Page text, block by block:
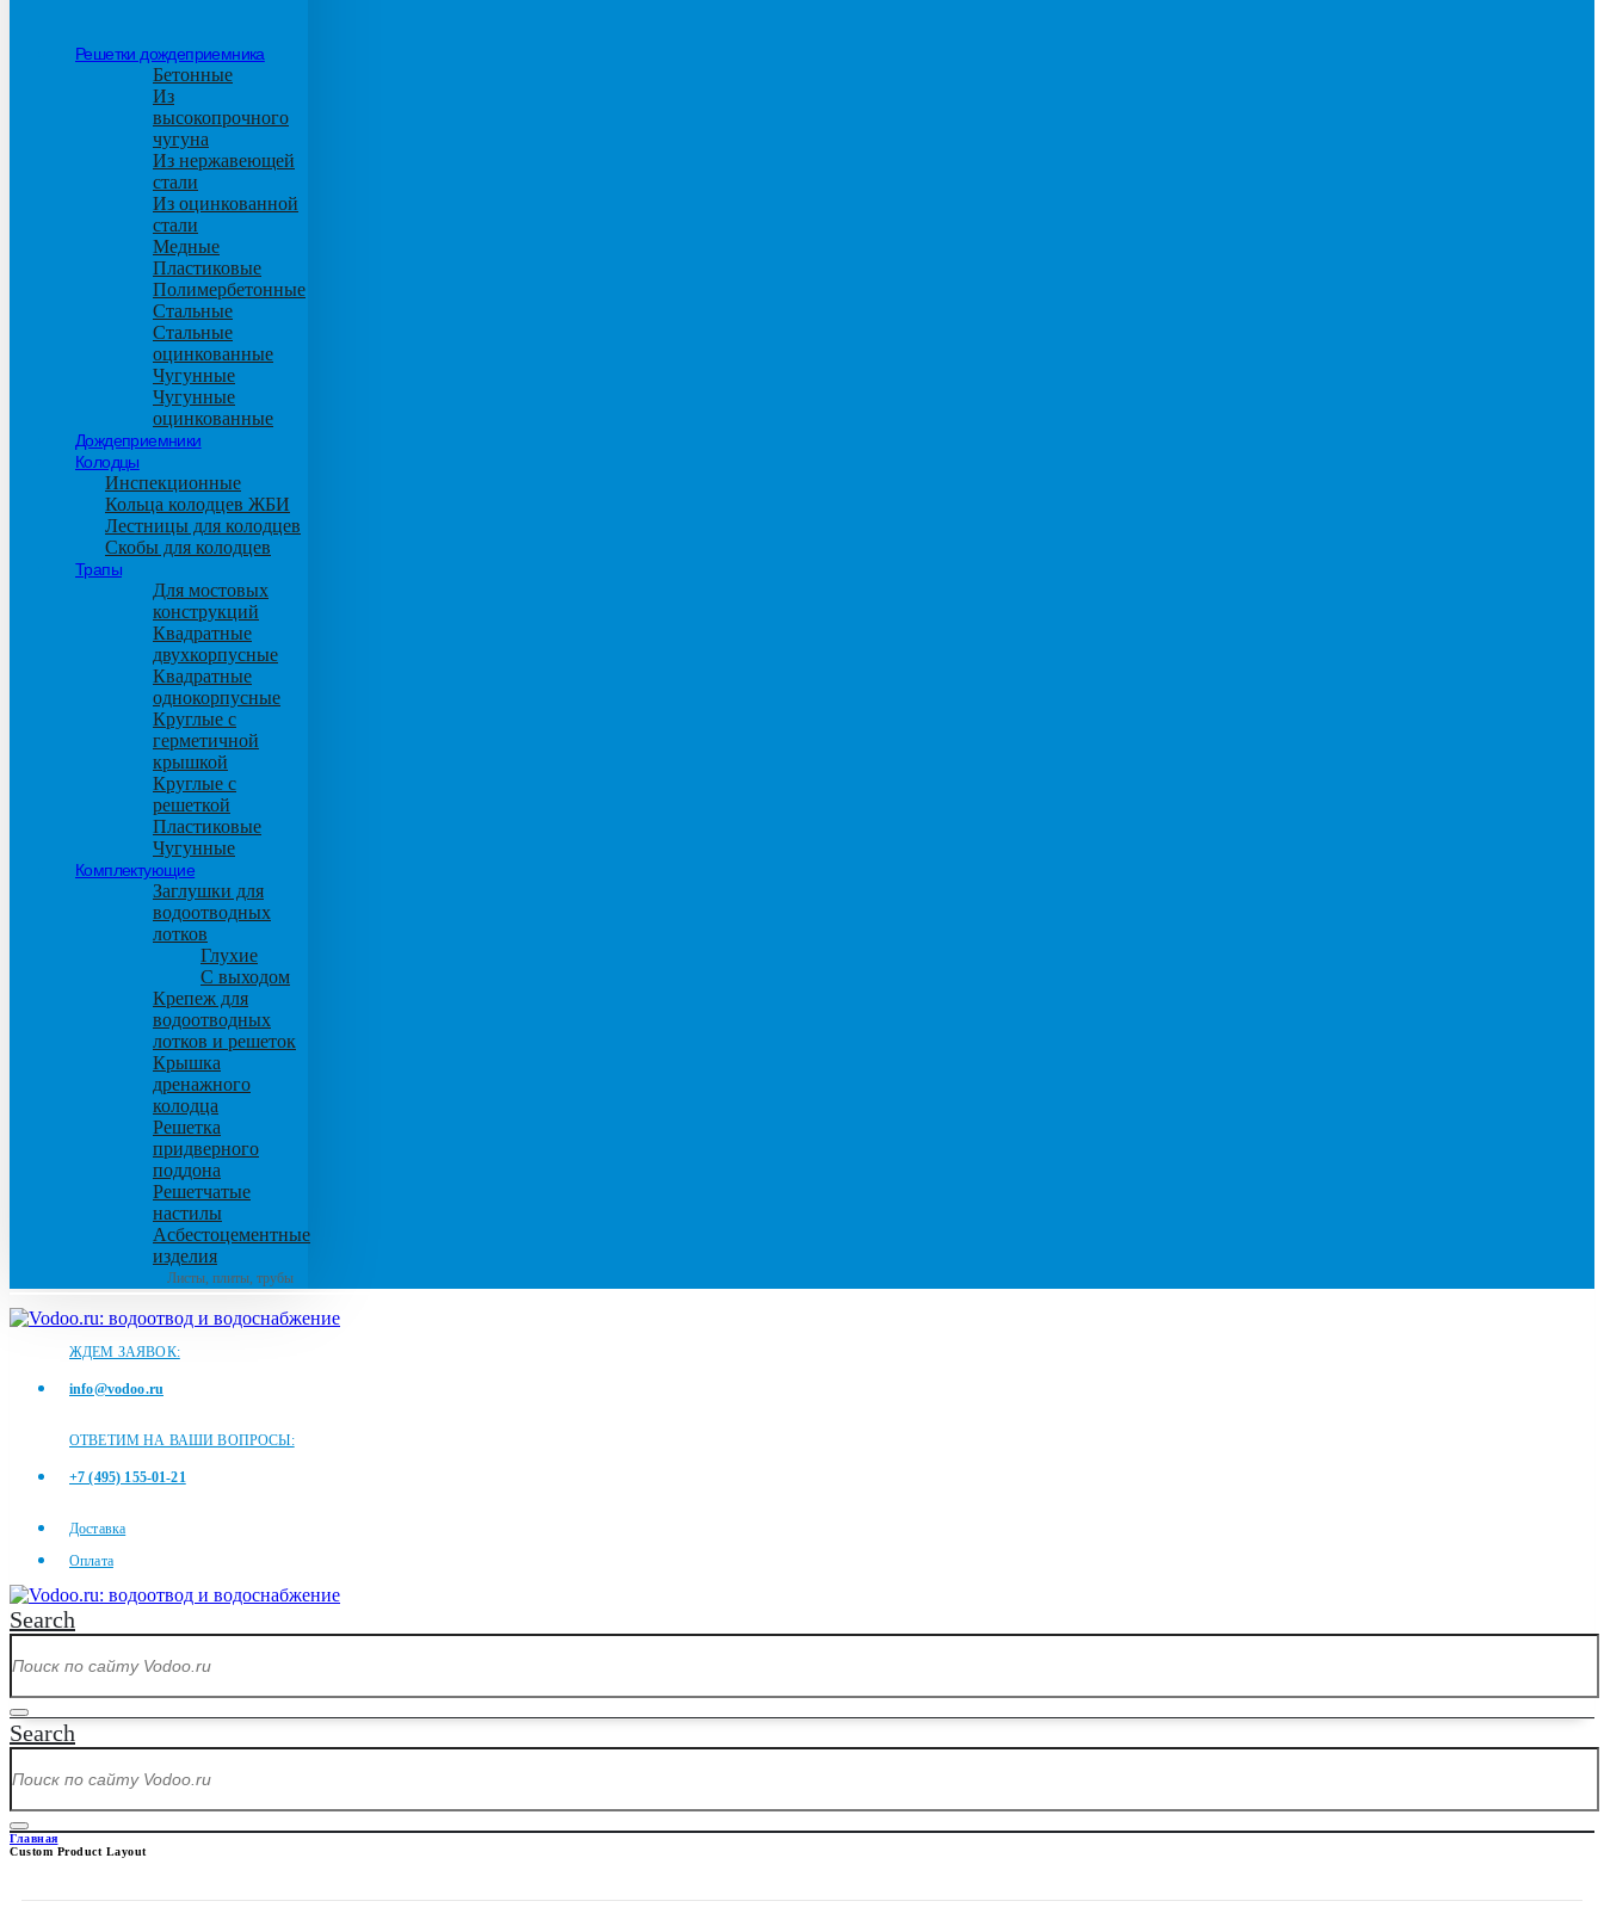
Решетки дождеприемника
Бетонные
Из
высокопрочного
чугуна
Из нержавеющей
стали
Из оцинкованной
стали
Медные
Пластиковые
Полимербетонные
Стальные
Стальные
оцинкованные
Чугунные
Чугунные
оцинкованные
Дождеприемники
Колодцы
Инспекционные
Кольца колодцев ЖБИ
Лестницы для колодцев
Скобы для колодцев
Трапы
Для мостовых
конструкций
Квадратные
двухкорпусные
Квадратные
однокорпусные
Круглые с
герметичной
крышкой
Круглые с
решеткой
Пластиковые
Чугунные
Комплектующие
Заглушки для
водоотводных
лотков
Глухие
С выходом
Крепеж для
водоотводных
лотков и решеток
Крышка
дренажного
колодца
Решетка
придверного
поддона
Решетчатые
настилы
Асбестоцементные
изделия
Листы, плиты, трубы
ЖДЕМ ЗАЯВОК:
info@vodoo.ru
ОТВЕТИМ НА ВАШИ ВОПРОСЫ:
+7 (495) 155-01-21
Доставка
Оплата
Search
Search
Главная
Custom Product Layout